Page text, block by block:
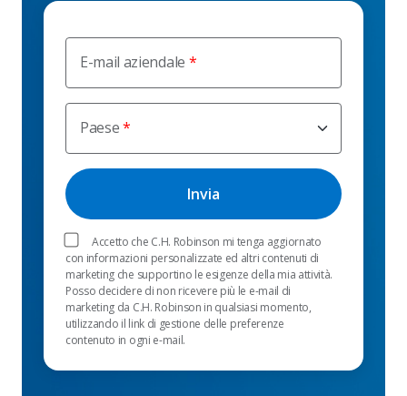
E-mail aziendale
Paese
Accetto che C.H. Robinson mi tenga aggiornato
con informazioni personalizzate ed altri contenuti di
marketing che supportino le esigenze della mia attività.
Posso decidere di non ricevere più le e-mail di
marketing da C.H. Robinson in qualsiasi momento,
utilizzando il link di gestione delle preferenze
contenuto in ogni e-mail.